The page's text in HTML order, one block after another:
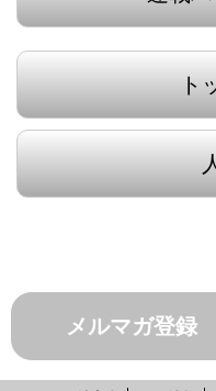
ト
メルマガ登録